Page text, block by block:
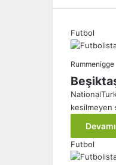
Futbol
Rummenigge
kesilmeyen
Futbol